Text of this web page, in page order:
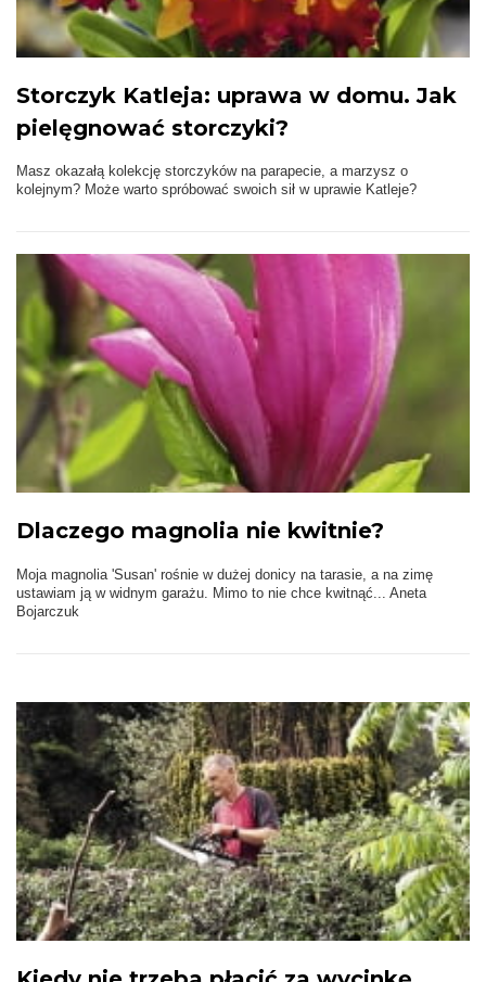
Storczyk Katleja: uprawa w domu. Jak
pielęgnować storczyki?
Masz okazałą kolekcję storczyków na parapecie, a marzysz o
kolejnym? Może warto spróbować swoich sił w uprawie Katleje?
Dlaczego magnolia nie kwitnie?
Moja magnolia 'Susan' rośnie w dużej donicy na tarasie, a na zimę
ustawiam ją w widnym garażu. Mimo to nie chce kwitnąć... Aneta
Bojarczuk